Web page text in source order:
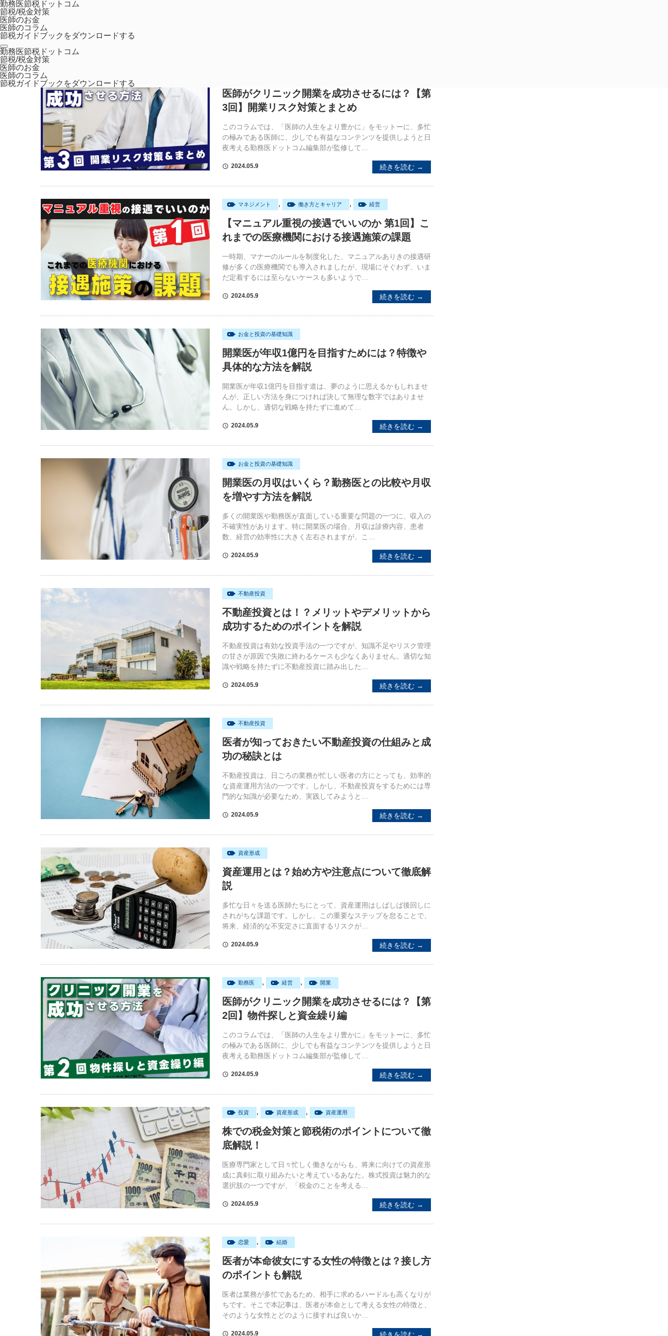
勤務医節税ドットコム
節税/税金対策
医師のお金
医師のコラム
節税ガイドブックをダウンロードする
勤務医節税ドットコム
節税/税金対策
医師のお金
医師のコラム
節税ガイドブックをダウンロードする
医師がクリニック開業を成功させるには？【第
3回】開業リスク対策とまとめ
このコラムでは、「医師の人生をより豊かに」をモットーに、多忙
の極みである医師に、少しでも有益なコンテンツを提供しようと日
夜考える勤務医ドットコム編集部が監修して…
schedule 2024.05.9 続きを読む →
マネジメント , 働き方とキャリア , 経営
【マニュアル重視の接遇でいいのか 第1回】こ
れまでの医療機関における接遇施策の課題
一時期、マナーのルールを制度化した、マニュアルありきの接遇研
修が多くの医療機関でも導入されましたが、現場にそぐわず、いま
だ定着するには至らないケースも多いようで…
schedule 2024.05.9 続きを読む →
お金と投資の基礎知識
開業医が年収1億円を目指すためには？特徴や
具体的な方法を解説
開業医が年収1億円を目指す道は、夢のように思えるかもしれませ
んが、正しい方法を身につければ決して無理な数字ではありませ
ん。しかし、適切な戦略を持たずに進めて…
schedule 2024.05.9 続きを読む →
お金と投資の基礎知識
開業医の月収はいくら？勤務医との比較や月収
を増やす方法を解説
多くの開業医や勤務医が直面している重要な問題の一つに、収入の
不確実性があります。特に開業医の場合、月収は診療内容、患者
数、経営の効率性に大きく左右されますが、こ…
schedule 2024.05.9 続きを読む →
不動産投資
不動産投資とは！？メリットやデメリットから
成功するためのポイントを解説
不動産投資は有効な投資手法の一つですが、知識不足やリスク管理
の甘さが原因で失敗に終わるケースも少なくありません。適切な知
識や戦略を持たずに不動産投資に踏み出した…
schedule 2024.05.9 続きを読む →
不動産投資
医者が知っておきたい不動産投資の仕組みと成
功の秘訣とは
不動産投資は、日ごろの業務が忙しい医者の方にとっても、効率的
な資産運用方法の一つです。しかし、不動産投資をするためには専
門的な知識が必要なため、実践してみようと…
schedule 2024.05.9 続きを読む →
資産形成
資産運用とは？始め方や注意点について徹底解
説
多忙な日々を送る医師たちにとって、資産運用はしばしば後回しに
されがちな課題です。しかし、この重要なステップを怠ることで、
将来、経済的な不安定さに直面するリスクが…
schedule 2024.05.9 続きを読む →
勤務医 , 経営 , 開業
医師がクリニック開業を成功させるには？【第
2回】物件探しと資金繰り編
このコラムでは、「医師の人生をより豊かに」をモットーに、多忙
の極みである医師に、少しでも有益なコンテンツを提供しようと日
夜考える勤務医ドットコム編集部が監修して…
schedule 2024.05.9 続きを読む →
投資 , 資産形成 , 資産運用
株での税金対策と節税術のポイントについて徹
底解説！
医療専門家として日々忙しく働きながらも、将来に向けての資産形
成に真剣に取り組みたいと考えているあなた。株式投資は魅力的な
選択肢の一つですが、「税金のことを考える…
schedule 2024.05.9 続きを読む →
恋愛 , 結婚
医者が本命彼女にする女性の特徴とは？接し方
のポイントも解説
医者は業務が多忙であるため、相手に求めるハードルも高くなりが
ちです。そこで本記事は、医者が本命として考える女性の特徴と、
そのような女性とどのように接すれば良いか…
schedule 2024.05.9